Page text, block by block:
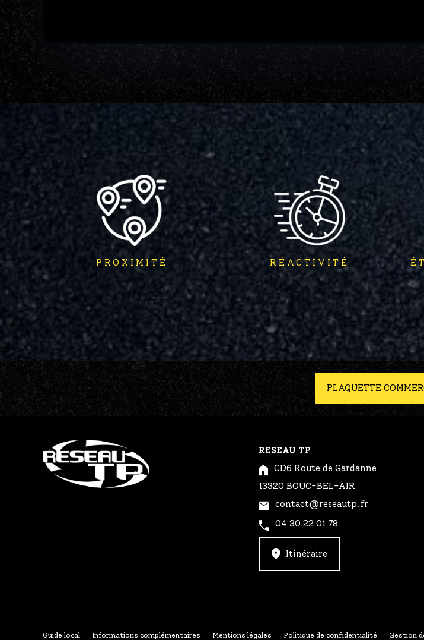
PROXIMITÉ RÉACTIVITÉ
PLAQUETTE
RESEAU TP
CD6 Route de Gardanne
13320 BOUC-BEL-AIR
contact@reseautp.fr
04 30 22 01 78
Itinéraire
Guide local Informations complémentaires Mentions légales Politique de confidentialité Gestion